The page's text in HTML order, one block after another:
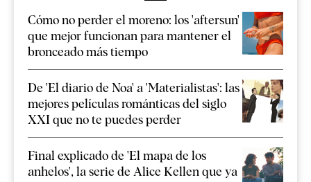
Cómo no perder el moreno: los 'aftersun'
que mejor funcionan para mantener el
bronceado más tiempo
De 'El diario de Noa' a 'Materialistas': las
mejores películas románticas del siglo
XXI que no te puedes perder
Final explicado de 'El mapa de los
anhelos', la serie de Alice Kellen que ya